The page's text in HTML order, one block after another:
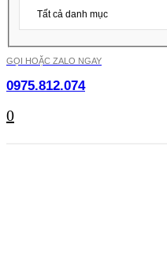
GỌI HOẶC ZALO NGAY
0975.812.074
0